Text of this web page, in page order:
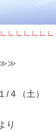
４（土）
り